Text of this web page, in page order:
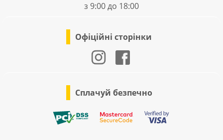
з 9:00 до 18:00
Офіційні сторінки
Сплачуй безпечно